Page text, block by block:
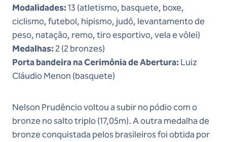
Modalidades:13 (atletismo, basquete, boxe,
ciclismo, futebol, hipismo, judô, levantamento de
peso, natação, remo, tiro esportivo, vela e vôlei)
Medalhas: 2 (2 bronzes)
Porta bandeira na Cerimônia de Abertura: Luiz
Cláudio Menon (basquete)
Nelson Prudêncio voltou a subir no pódio com o
bronze no salto triplo (17,05m). A outra medalha de
bronze conquistada pelos brasileiros foi obtida por